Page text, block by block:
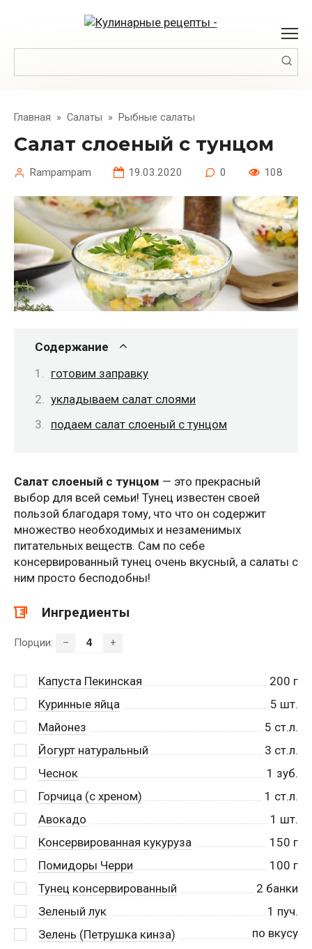
Главная » Салаты » Рыбные салаты
Салат слоеный с тунцом
Rampampam 19.03.2020 0 108
Содержание
готовим заправку
укладываем салат слоями
подаем салат слоеный с тунцом
Салат слоеный с тунцом — это прекрасный
выбор для всей семьи! Тунец известен своей
пользой благодаря тому, что что он содержит
множество необходимых и незаменимых
питательных веществ. Сам по себе
консервированный тунец очень вкусный, а салаты с
ним просто бесподобны!
Ингредиенты
Порции: – +
Капуста Пекинская 200 г
Куринные яйца
5 шт.
Майонез
5 ст.л.
Йогурт натуральный
3 ст.л.
Чеснок
1 зуб.
Горчица (с хреном)
1 ст.л.
Авокадо
1 шт.
Консервированная кукуруза
150 г
Помидоры Черри
100 г
Тунец консервированный
2 банки
Зеленый лук
1 пуч.
Зелень (Петрушка кинза)
по вкусу